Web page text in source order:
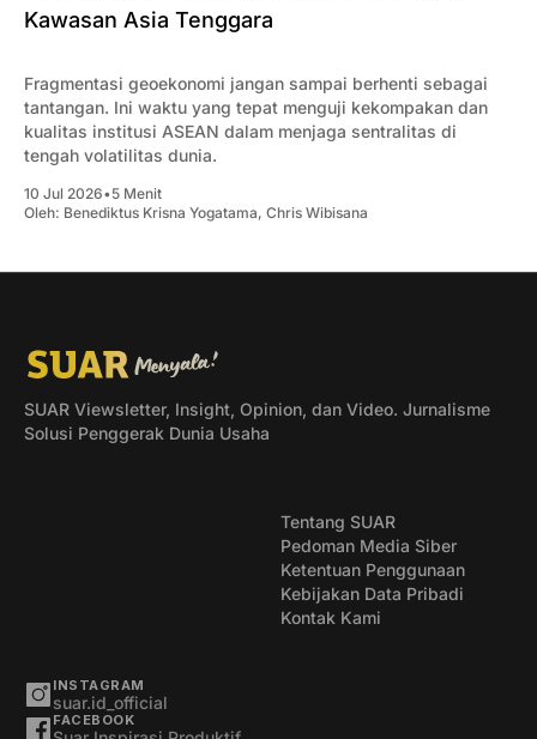
Kawasan Asia Tenggara
Fragmentasi geoekonomi jangan sampai berhenti sebagai
tantangan. Ini waktu yang tepat menguji kekompakan dan
kualitas institusi ASEAN dalam menjaga sentralitas di
tengah volatilitas dunia.
10 Jul 2026•5 Menit
Oleh: Benediktus Krisna Yogatama, Chris Wibisana
SUAR Viewsletter, Insight, Opinion, dan Video. Jurnalisme
Solusi Penggerak Dunia Usaha
Tentang SUAR
Pedoman Media Siber
Ketentuan Penggunaan
Kebijakan Data Pribadi
Kontak Kami
INSTAGRAM
suar.id_official
FACEBOOK